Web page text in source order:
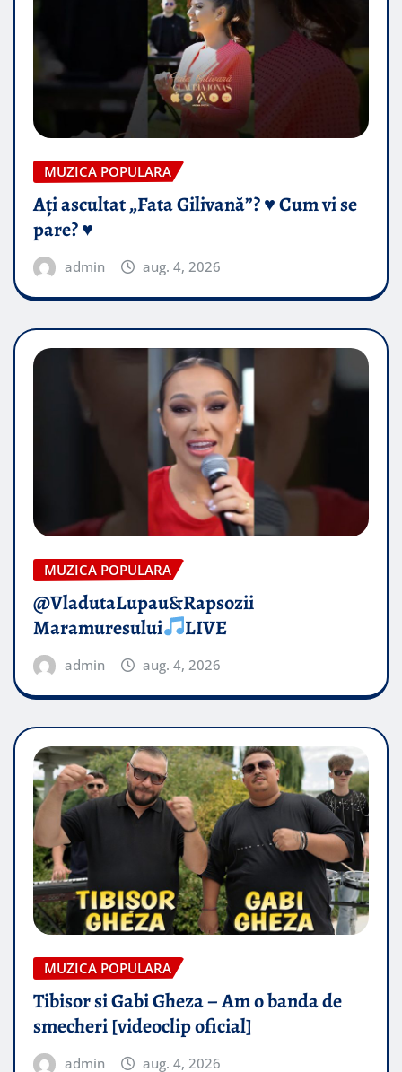
MUZICA POPULARA
Ați ascultat „Fata Gilivană”? ♥️ Cum vi se
pare? ♥️
admin aug. 4, 2026
MUZICA POPULARA
@VladutaLupau&Rapsozii
Maramuresului
LIVE
admin aug. 4, 2026
MUZICA POPULARA
Tibisor si Gabi Gheza – Am o banda de
smecheri [videoclip oficial]
admin aug. 4, 2026